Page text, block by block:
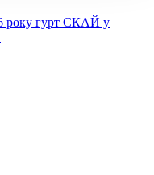
року гурт СКАЙ у